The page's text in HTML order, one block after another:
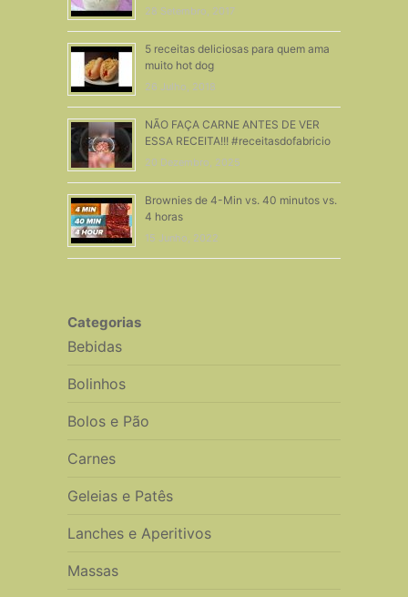
28 Setembro, 2017
5 receitas deliciosas para quem ama
muito hot dog
26 Julho, 2018
NÃO FAÇA CARNE ANTES DE VER
ESSA RECEITA!!! #receitasdofabricio
20 Dezembro, 2025
Brownies de 4-Min vs. 40 minutos vs.
4 horas
15 Junho, 2022
Categorias
Bebidas
Bolinhos
Bolos e Pão
Carnes
Geleias e Patês
Lanches e Aperitivos
Massas